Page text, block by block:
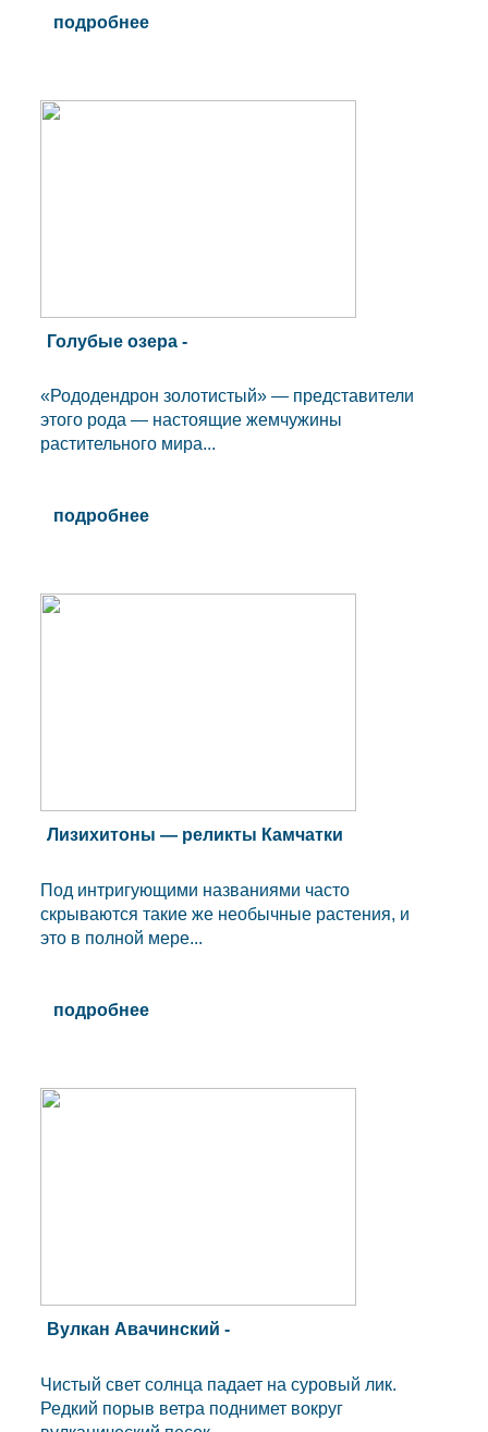
подробнее
Голубые озера -
«Рододендрон золотистый» — представители
этого рода — настоящие жемчужины
растительного мира...
подробнее
Лизихитоны — реликты Камчатки
Под интригующими названиями часто
скрываются такие же необычные растения, и
это в полной мере...
подробнее
Вулкан Авачинский -
Чистый свет солнца падает на суровый лик.
Редкий порыв ветра поднимет вокруг